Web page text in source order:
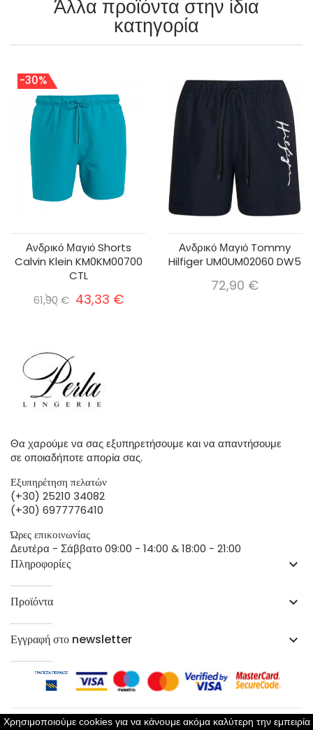
Άλλα προϊόντα στην ίδια
κατηγορία
-30%
Ανδρικό Μαγιό Shorts
Calvin Klein KM0KM00700
CTL
61,90 € 43,33 €
Ανδρικό Μαγιό Tommy
Hilfiger UM0UM02060 DW5
72,90 €
Θα χαρούμε να σας εξυπηρετήσουμε και να απαντήσουμε
σε οποιαδήποτε απορία σας.
Εξυπηρέτηση πελατών
(+30) 25210 34082
(+30) 6977776410
Ώρες επικοινωνίας
Δευτέρα - Σάββατο 09:00 - 14:00 & 18:00 - 21:00
Πληροφορίες keyboard_arrow_down
Προϊόντα keyboard_arrow_down
Εγγραφή στο newsletter keyboard_arrow_down
Χρησιμοποιούμε cookies για να κάνουμε ακόμα καλύτερη την εμπειρία